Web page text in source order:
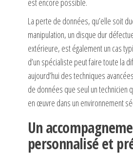
est encore possible.
La perte de données, qu’elle soit
manipulation, un disque dur
extérieure, est également un cas
d’un spécialiste peut faire toute la
aujourd’hui des techniques
de données que seul un technicien
en œuvre dans un environnement
Un
personnalisé et